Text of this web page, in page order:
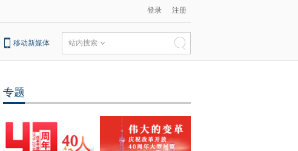
登录 注册
移动新媒体 站内搜索
专题